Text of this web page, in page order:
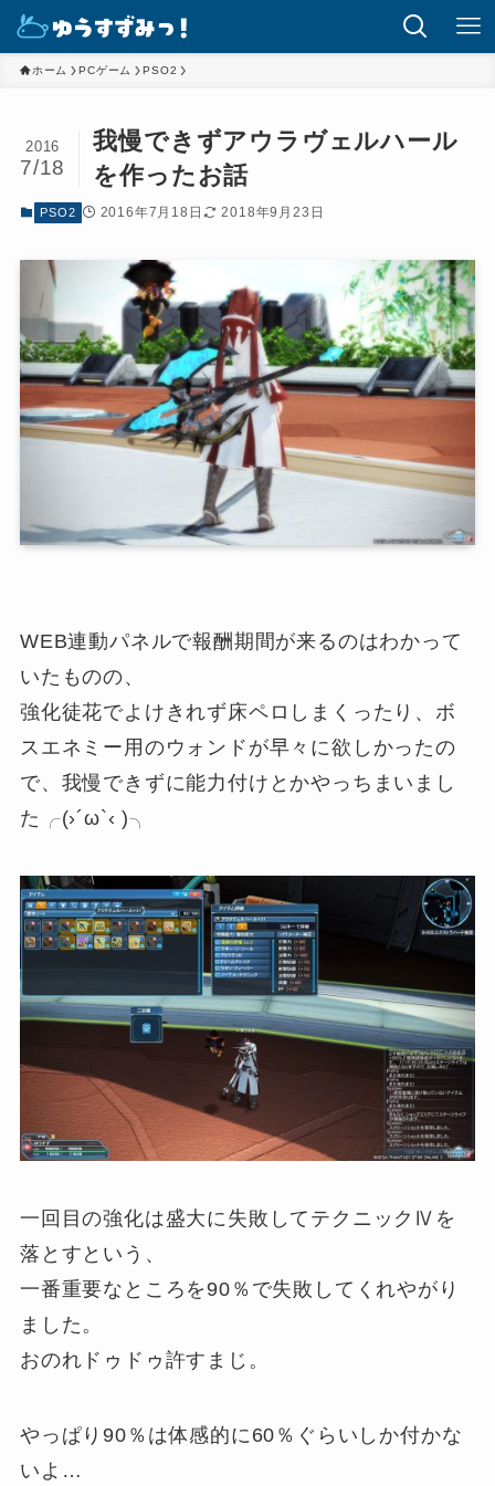
ホーム PCゲーム PSO2
我慢できずアウラヴェルハール
を作ったお話
2016
7/18
PSO2 2016年7月18日 2018年9月23日
WEB連動パネルで報酬期間が来るのはわかって
いたものの、
強化徒花でよけきれず床ペロしまくったり、ボ
スエネミー用のウォンドが早々に欲しかったの
で、我慢できずに能力付けとかやっちまいまし
た╭(›´ω`‹ )╮
一回目の強化は盛大に失敗してテクニックⅣを
落とすという、
一番重要なところを90％で失敗してくれやがり
ました。
おのれドゥドゥ許すまじ。
やっぱり90％は体感的に60％ぐらいしか付かな
いよ…